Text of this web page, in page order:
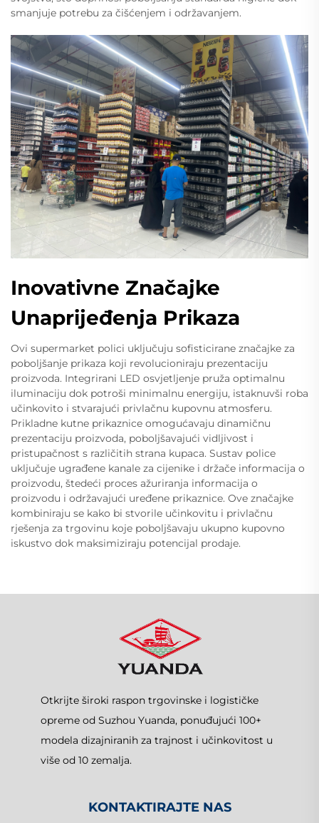
smanjuje potrebu za čišćenjem i održavanjem.
Inovativne Značajke
Unaprijeđenja Prikaza
Ovi supermarket polici uključuju sofisticirane značajke za
poboljšanje prikaza koji revolucioniraju prezentaciju
proizvoda. Integrirani LED osvjetljenje pruža optimalnu
iluminaciju dok potroši minimalnu energiju, istaknuvši roba
učinkovito i stvarajući privlačnu kupovnu atmosferu.
Prikladne kutne prikaznice omogućavaju dinamičnu
prezentaciju proizvoda, poboljšavajući vidljivost i
pristupačnost s različitih strana kupaca. Sustav police
uključuje ugrađene kanale za cijenike i držače informacija o
proizvodu, štedeći proces ažuriranja informacija o
proizvodu i održavajući uređene prikaznice. Ove značajke
kombiniraju se kako bi stvorile učinkovitu i privlačnu
rješenja za trgovinu koje poboljšavaju ukupno kupovno
iskustvo dok maksimiziraju potencijal prodaje.
Otkrijte široki raspon trgovinske i logističke
opreme od Suzhou Yuanda, ponuđujući 100+
modela dizajniranih za trajnost i učinkovitost u
više od 10 zemalja.
KONTAKTIRAJTE NAS